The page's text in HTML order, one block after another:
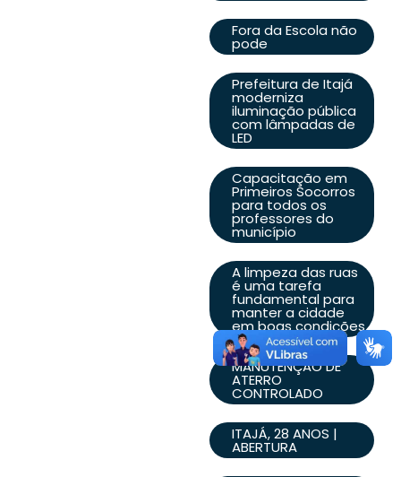
Fora da Escola não
pode
Prefeitura de Itajá
moderniza
iluminação pública
com lâmpadas de
LED
Capacitação em
Primeiros Socorros
para todos os
professores do
município
A limpeza das ruas
é uma tarefa
fundamental para
manter a cidade
em boas condições
MANUTENÇÃO DE
ATERRO
CONTROLADO
ITAJÁ, 28 ANOS |
ABERTURA